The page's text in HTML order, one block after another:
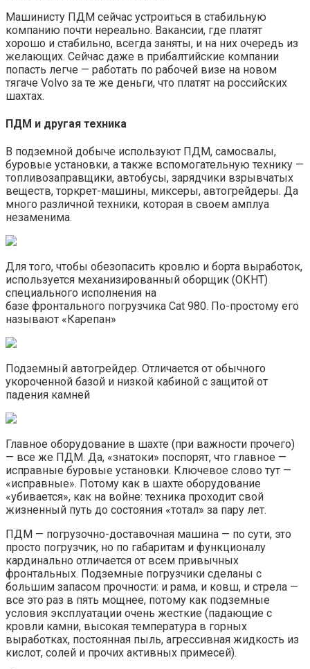
Машинисту ПДМ сейчас устроиться в стабильную
компанию почти нереально. Вакансии, где платят
хорошо и стабильно, всегда заняты, и на них очередь из
желающих. Сейчас даже в прибалтийские компании
попасть легче — работать по рабочей визе на новом
тягаче Volvo за те же деньги, что платят на российских
шахтах.
ПДМ и другая техника
В подземной добыче используют ПДМ, самосвалы,
буровые установки, а также вспомогательную технику —
топливозаправщики, автобусы, зарядчики взрывчатых
веществ, торкрет-машины, миксеры, автогрейдеры. Да
много различной техники, которая в своем амплуа
незаменима.
Для того, чтобы обезопасить кровлю и борта выработок,
используется механизированный оборщик (ОКНТ)
специального исполнения на
базе фронтального погрузчика Cat 980. По-простому его
называют «Карепан»
Подземный автогрейдер. Отличается от обычного
укороченной базой и низкой кабиной с защитой от
падения камней
Главное оборудование в шахте (при важности прочего)
— все же ПДМ. Да, «знатоки» поспорят, что главное —
исправные буровые установки. Ключевое слово тут —
«исправные». Потому как в шахте оборудование
«убивается», как на войне: техника проходит свой
жизненный путь до состояния «тотал» за пару лет.
ПДМ — погрузочно-доставочная машина — по сути, это
просто погрузчик, но по габаритам и функционалу
кардинально отличается от всем привычных
фронтальных. Подземные погрузчики сделаны с
большим запасом прочности: и рама, и ковш, и стрела —
все это раз в пять мощнее, потому как подземные
условия эксплуатации очень жесткие (падающие с
кровли камни, высокая температура в горных
выработках, постоянная пыль, агрессивная жидкость из
кислот, солей и прочих активных примесей).